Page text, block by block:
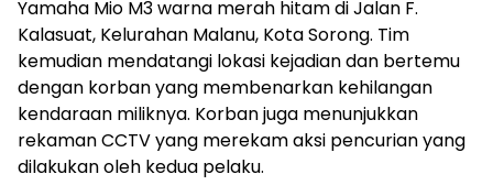
Yamaha Mio M3 warna merah hitam di Jalan F.
Kalasuat, Kelurahan Malanu, Kota Sorong. Tim
kemudian mendatangi lokasi kejadian dan bertemu
dengan korban yang membenarkan kehilangan
kendaraan miliknya. Korban juga menunjukkan
rekaman CCTV yang merekam aksi pencurian yang
dilakukan oleh kedua pelaku.